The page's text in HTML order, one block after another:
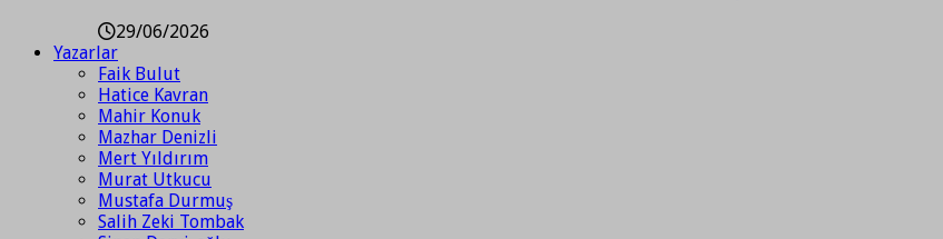
29/06/2026
Yazarlar
Faik Bulut
Hatice Kavran
Mahir Konuk
Mazhar Denizli
Mert Yıldırım
Murat Utkucu
Mustafa Durmuş
Salih Zeki Tombak